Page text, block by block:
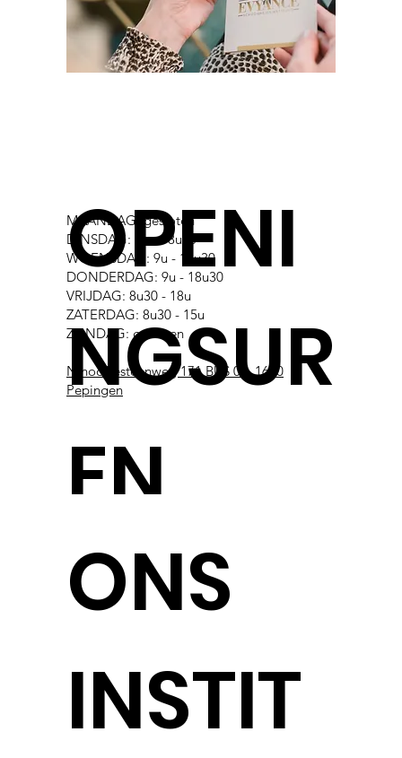
MAANDAG: gesloten
DINSDAG: 9u - 18u30
WOENSDAG: 9u - 18u30
DONDERDAG: 9u - 18u30
VRIJDAG: 8u30 - 18u
ZATERDAG: 8u30 - 15u
ZONDAG: gesloten
Ninoofsesteenweg 171 BUS 03, 1670
Pepingen
OPENI
NGSUR
EN
ONS
INSTIT